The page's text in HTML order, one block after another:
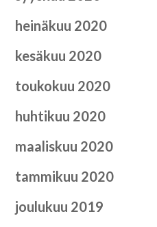
heinäkuu 2020
kesäkuu 2020
toukokuu 2020
huhtikuu 2020
maaliskuu 2020
tammikuu 2020
joulukuu 2019